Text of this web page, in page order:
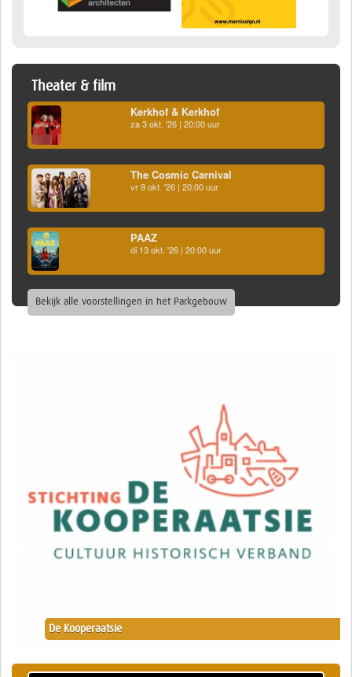
Theater & film
Kerkhof & Kerkhof
za 3 okt. '26 | 20:00 uur
The Cosmic Carnival
vr 9 okt. '26 | 20:00 uur
PAAZ
di 13 okt. '26 | 20:00 uur
Bekijk alle voorstellingen in het Parkgebouw
De Kooperaatsie